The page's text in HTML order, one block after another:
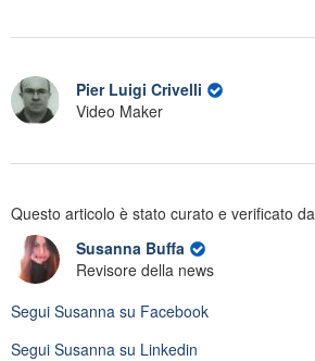
Pier Luigi Crivelli
Video Maker
Questo articolo è stato curato e verificato da
Susanna Buffa
Revisore della news
Segui Susanna su Facebook
Segui Susanna su Linkedin